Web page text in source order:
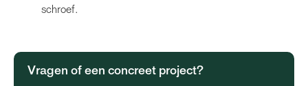
schroef.
Vragen of een concreet project?